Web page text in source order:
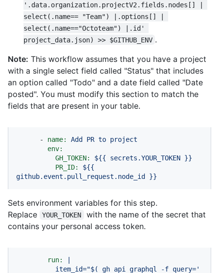
'.data.organization.projectV2.fields.nodes[] |
select(.name== "Team") |.options[] |
select(.name=="Octoteam") |.id'
project_data.json) >> $GITHUB_ENV .
Note: This workflow assumes that you have a project
with a single select field called "Status" that includes
an option called "Todo" and a date field called "Date
posted". You must modify this section to match the
fields that are present in your table.
- name: Add PR to project
env:
GH_TOKEN:
${{ secrets.YOUR_TOKEN }}
PR_ID:
${{
github.event.pull_request.node_id }}
Sets environment variables for this step.
Replace
YOUR_TOKEN
with the name of the secret that
contains your personal access token.
run:
|